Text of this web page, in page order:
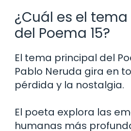
¿Cuál es el
del Poema 15?
El tema principal del
Pablo Neruda gira en
pérdida y la nostalgia.
El poeta explora las
humanas más